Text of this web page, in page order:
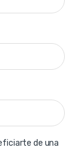
de una